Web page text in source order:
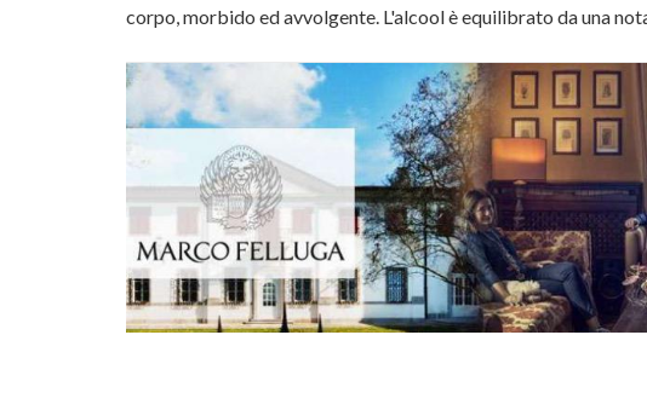
corpo, morbido ed avvolgente. L'alcool è equilibrato da una